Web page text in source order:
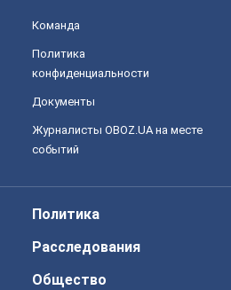
Команда
Политика
конфиденциальности
Документы
Журналисты OBOZ.UA на месте
событий
Политика
Расследования
Общество